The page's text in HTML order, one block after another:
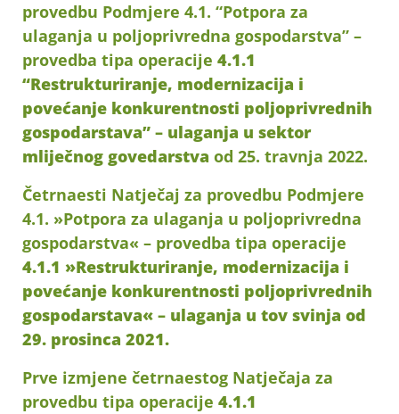
provedbu Podmjere 4.1. “Potpora za
ulaganja u poljoprivredna gospodarstva” –
provedba tipa operacije 4.1.1
“Restrukturiranje, modernizacija i
povećanje konkurentnosti poljoprivrednih
gospodarstava” – ulaganja u sektor
mliječnog govedarstva od 25. travnja 2022.
Četrnaesti Natječaj za provedbu Podmjere
4.1. »Potpora za ulaganja u poljoprivredna
gospodarstva« – provedba tipa operacije
4.1.1 »Restrukturiranje, modernizacija i
povećanje konkurentnosti poljoprivrednih
gospodarstava« – ulaganja u tov svinja od
29. prosinca 2021.
Prve izmjene četrnaestog Natječaja za
provedbu tipa operacije 4.1.1